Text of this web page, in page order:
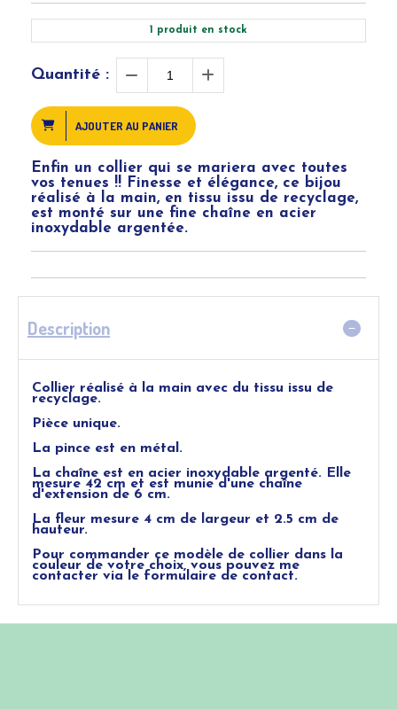
produit en stock
Quantité :
AJOUTER AU PANIER
Enfin un collier qui se mariera avec toutes
vos tenues !! Finesse et élégance, ce bijou
réalisé à la main, en tissu issu de recyclage,
est monté sur une fine chaîne en acier
inoxydable argentée.
Description
Collier réalisé à la main avec du tissu issu de
recyclage.
Pièce unique.
La pince est en métal.
La chaîne est en acier inoxydable argenté. Elle
mesure 42 cm et est munie d'une chaîne
d'extension de 6 cm.
La fleur mesure 4 cm de largeur et 2.5 cm de
hauteur.
Pour commander ce modèle de collier dans la
couleur de votre choix, vous pouvez me
contacter via le formulaire de contact.